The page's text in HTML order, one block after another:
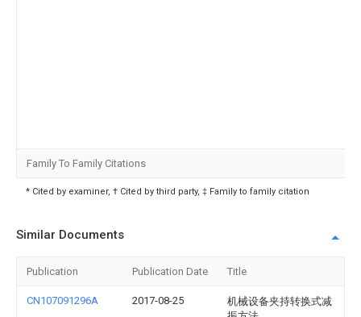
Family To Family Citations
* Cited by examiner, † Cited by third party, ‡ Family to family citation
Similar Documents
Publication Publication Date Title
CN107091296A 2017-08-25
机械设备夹持转换式减